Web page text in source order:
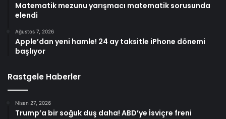
Matematik mezunu yarışmacı matematik sorusunda
elendi
Ağustos 7, 2026
Apple’dan yeni hamle! 24 ay taksitle iPhone dönemi
başlıyor
Rastgele Haberler
Nisan 27, 2026
Trump’a bir soğuk duş daha! ABD’ye İsviçre freni